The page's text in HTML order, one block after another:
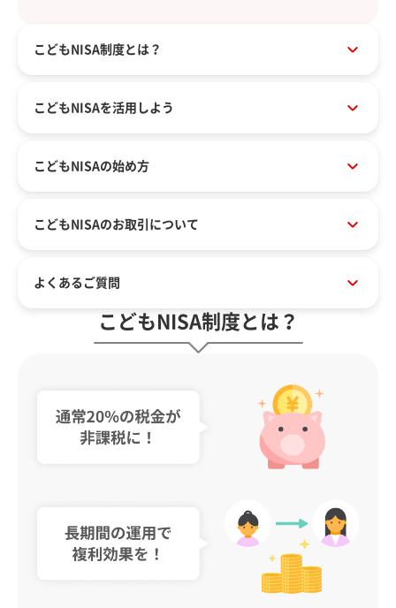
こどもNISA制度とは？
こどもNISAを活用しよう
こどもNISAの始め方
こどもNISAのお取引について
よくあるご質問
こどもNISA制度とは？